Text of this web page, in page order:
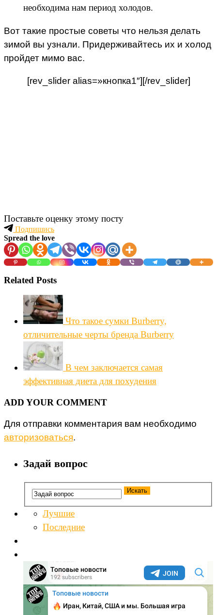
необходима нам период холодов.
Вот такие простые советы что нельзя делать
зимой вы узнали. Придерживайтесь их и холод
пройдет мимо вас.
[rev_slider alias=»кнопка1″][/rev_slider]
Поставьте оценку этому посту
Подпишись
Spread the love
Related Posts
Что такое сумки Burberry,
отличительные черты бренда Burberry
В чем заключается самая
эффективная диета для похудения
ADD YOUR COMMENT
Для отправки комментария вам необходимо
авторизоваться.
Задай вопрос
Лучшие
Последние